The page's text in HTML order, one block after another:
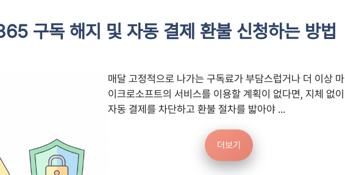
구독 해지 및 자동 결제 환불 신청하는 방법
매달 고정적으로 나가는 구독료가 부담스럽거나 더 이상 마
이크로소프트의 서비스를 이용할 계획이 없다면, 지체 없이
자동 결제를 차단하고 환불 절차를 밟아야 ...
더보기